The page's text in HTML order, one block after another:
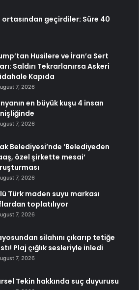
ortasından geçirdiler: Süre 40
Husilere ve İran’a Sert
Saldırı Tekrarlanırsa Askeri
Kapıda
7, 2026
en büyük kuşu 4 insan
7, 2026
Belediyesi’nde ‘Belediyeden
özel şirkette mesai’
7, 2026
Türk maden suyu markası
toplatılıyor
7, 2026
silahını çıkarıp tetiğe
Plaj çığlık sesleriyle inledi
7, 2026
Tekin hakkında suç duyurusu